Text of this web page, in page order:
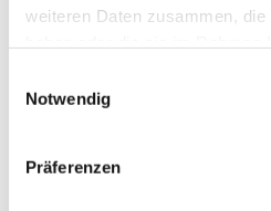
weiteren Daten zusammen,
Notwendig
Präferenzen